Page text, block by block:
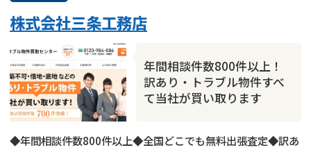
株式会社三条工務店
年間相談件数800件以上！
訳あり・トラブル物件すべ
て当社が買い取ります
◆年間相談件数800件以上◆全国どこでも無料出張査定◆訳あ